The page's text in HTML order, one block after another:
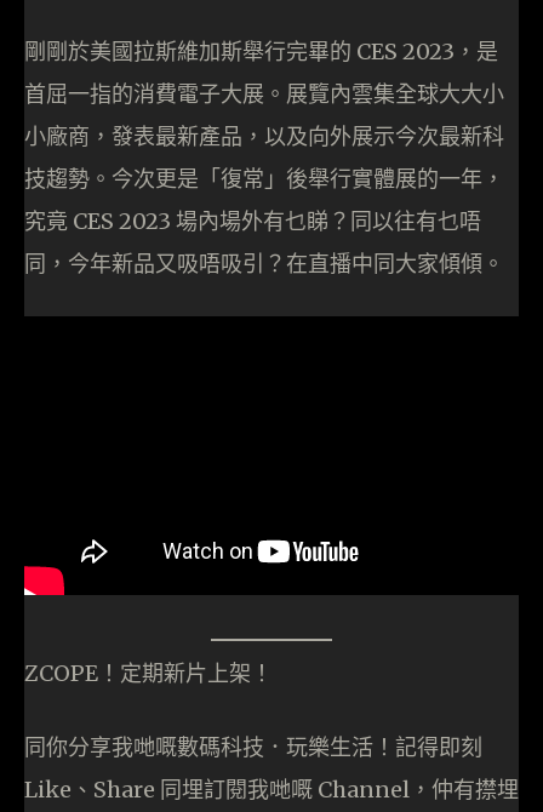
剛剛於美國拉斯維加斯舉行完畢的 CES 2023，是
首屈一指的消費電子大展。展覽內雲集全球大大小
小廠商，發表最新產品，以及向外展示今次最新科
技趨勢。今次更是「復常」後舉行實體展的一年，
究竟 CES 2023 場內場外有乜睇？同以往有乜唔
同，今年新品又吸唔吸引？在直播中同大家傾傾。
ZCOPE！定期新片上架！
同你分享我哋嘅數碼科技．玩樂生活！記得即刻
Like、Share 同埋訂閱我哋嘅 Channel，仲有㩒埋